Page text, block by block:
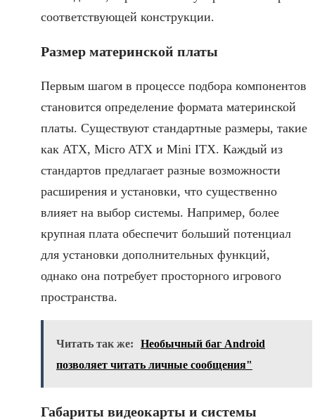
соответствующей конструкции.
Размер материнской платы
Первым шагом в процессе подбора компонентов
становится определение формата материнской
платы. Существуют стандартные размеры, такие
как ATX, Micro ATX и Mini ITX. Каждый из
стандартов предлагает разные возможности
расширения и установки, что существенно
влияет на выбор системы. Например, более
крупная плата обеспечит больший потенциал
для установки дополнительных функций,
однако она потребует просторного игрового
пространства.
Читать так же:
Необычный баг Android
позволяет читать личные сообщения"
Габариты видеокарты и системы